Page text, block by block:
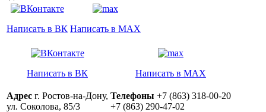
Написать в ВК Написать в MAX
Написать в ВК Написать в MAX
Адрес г. Ростов-на-Дону,
ул. Соколова, 85/3
Телефоны +7 (863) 318-00-20
+7 (863) 290-47-02